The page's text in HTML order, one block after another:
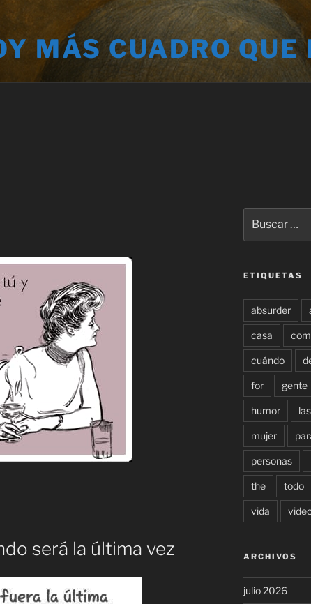
MÁS CUADRO QUE
será la última vez
por:
ETIQUETAS
absurder
casa
cuándo
for gente
humor las
mujer
personas
the todo
vida
ARCHIVOS
julio 2026